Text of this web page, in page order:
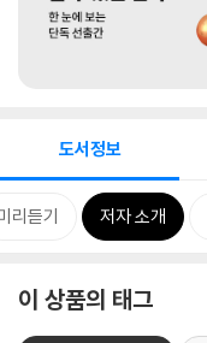
도서정보
리듣기 저자 소개
이 상품의 태그